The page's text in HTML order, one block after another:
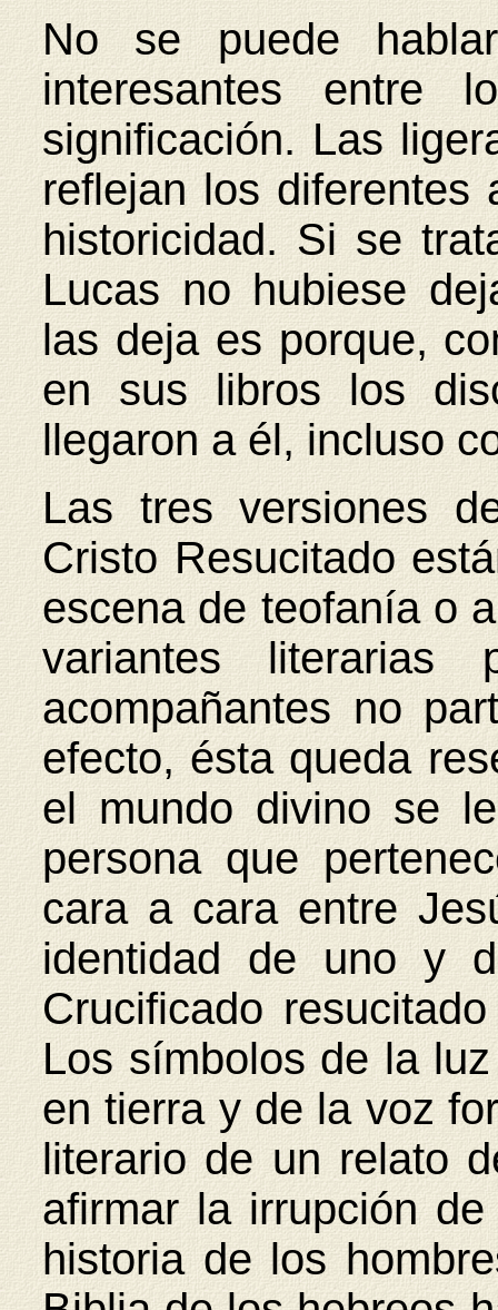
No se puede
interesantes entre
significación. Las
reflejan los diferentes
historicidad. Si se
Lucas no hubiese
las deja es porque,
en sus libros los
llegaron a él, incluso
Las tres versiones
Cristo Resucitado
escena de teofanía o
variantes literarias
acompañantes no
efecto, ésta queda
el mundo divino se
persona que
cara a cara entre
identidad de uno y
Crucificado
Los símbolos de la
en tierra y de la voz
literario de un relato
afirmar la irrupción
historia de los